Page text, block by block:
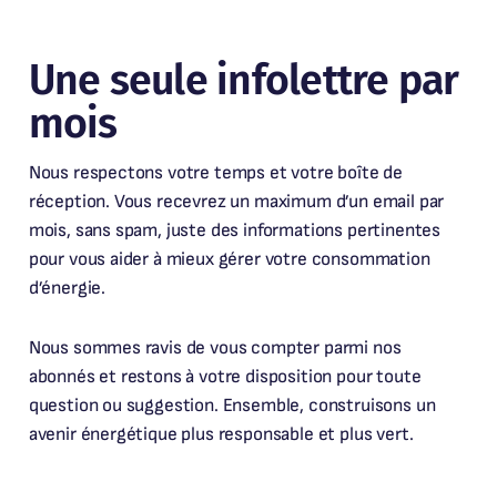
Une seule infolettre par
mois
Nous respectons votre temps et votre boîte de
réception. Vous recevrez un maximum d’un email par
mois, sans spam, juste des informations pertinentes
pour vous aider à mieux gérer votre consommation
d’énergie.
Nous sommes ravis de vous compter parmi nos
abonnés et restons à votre disposition pour toute
question ou suggestion. Ensemble, construisons un
avenir énergétique plus responsable et plus vert.